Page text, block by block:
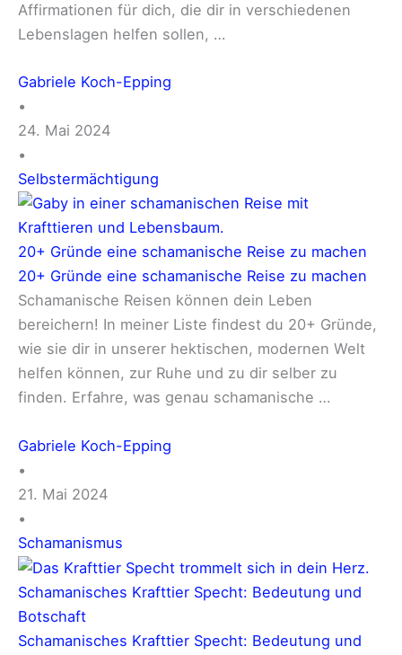
Affirmationen für dich, die dir in verschiedenen
Lebenslagen helfen sollen, …
Gabriele Koch-Epping
•
24. Mai 2024
•
Selbstermächtigung
20+ Gründe eine schamanische Reise zu machen
20+ Gründe eine schamanische Reise zu machen
Schamanische Reisen können dein Leben
bereichern! In meiner Liste findest du 20+ Gründe,
wie sie dir in unserer hektischen, modernen Welt
helfen können, zur Ruhe und zu dir selber zu
finden. Erfahre, was genau schamanische …
Gabriele Koch-Epping
•
21. Mai 2024
•
Schamanismus
Schamanisches Krafttier Specht: Bedeutung und
Botschaft
Schamanisches Krafttier Specht: Bedeutung und